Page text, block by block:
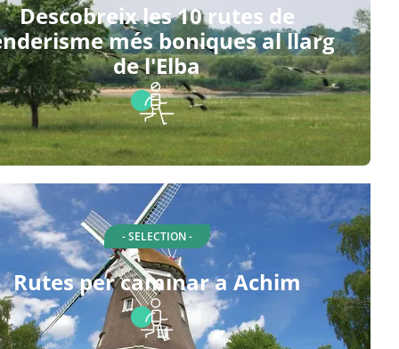
Descobreix les 10 rutes de
més boniques al llarg
de l'Elba
- SELECTION -
Rutes per caminar a Achim